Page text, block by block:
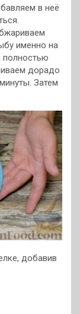
в неё
именно на
полностью
дорадо
Затем
добавив